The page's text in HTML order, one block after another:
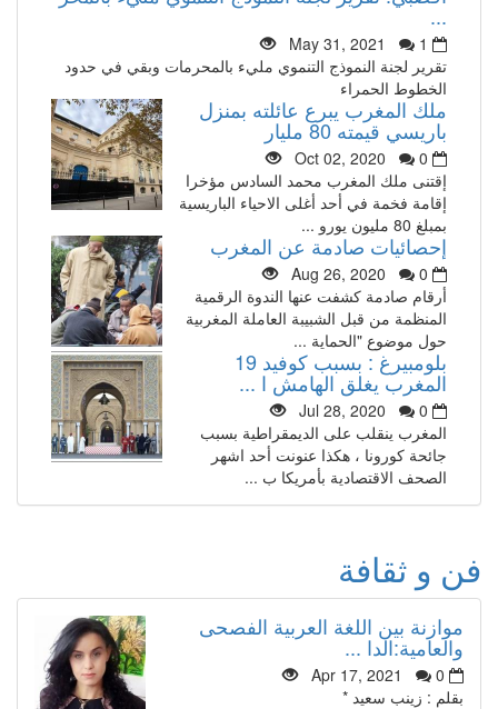
May 31, 2021
1
تقرير لجنة النموذج التنموي مليء بالمحرمات وبقي في حدود
الخطوط الحمراء
ملك المغرب يبرع عائلته بمنزل
باريسي قيمته 80 مليار
Oct 02, 2020
0
إقتنى ملك المغرب محمد السادس مؤخرا
إقامة فخمة في أحد أغلى الاحياء الباريسية
بمبلغ 80 مليون يورو ...
إحصائيات صادمة عن المغرب
Aug 26, 2020
0
أرقام صادمة كشفت عنها الندوة الرقمية
المنظمة من قبل الشبيبة العاملة المغربية
حول موضوع "الحماية ...
بلومبيرغ : بسبب كوفيد 19
المغرب يغلق الهامش ا ...
Jul 28, 2020
0
المغرب ينقلب على الديمقراطية بسبب
جائحة كورونا ، هكذا عنونت أحد اشهر
الصحف الاقتصادية بأمريكا ب ...
فن و ثقافة
موازنة بين اللغة العربية الفصحى
والعامية:الدا ...
Apr 17, 2021
0
بقلم : زينب سعيد *